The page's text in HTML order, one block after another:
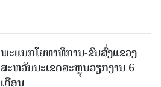
ພະແນກໂຍທາທິການ-ຂົນສົ່ງແຂວງ
ສະຫວັນນະເຂດສະຫຼຸບວຽກງານ 6
ເດືອນ